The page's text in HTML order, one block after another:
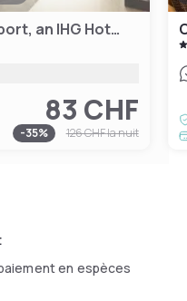
Holiday Inn - Eindhoven Airport, an IHG Hotel
83 CHF
-35% 126 CHFla nuit
en espèces